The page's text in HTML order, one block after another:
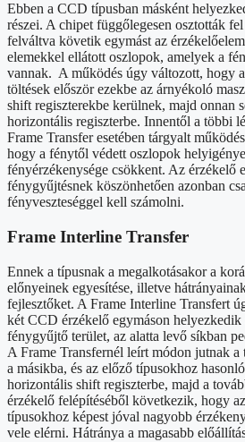
Ebben a CCD típusban másként
részei. A chipet függőlegesen osztották
felváltva követik egymást az
elemekkel ellátott oszlopok, amelyek a
vannak. A működés úgy változott, hogy
töltések először ezekbe az árnyékoló
shift regiszterekbe kerülnek, majd onnan
horizontális regiszterbe. Innentől a többi
Frame Transfer esetében tárgyalt
hogy a fénytől védett oszlopok
fényérzékenysége csökkent. Az érzékelő
fénygyűjtésnek köszönhetően azonban
fényveszteséggel kell számolni.
Frame Interline Transfer
Ennek a típusnak a megalkotásakor a
előnyeinek egyesítése, illetve
fejlesztőket. A Frame Interline Transfert
két CCD érzékelő egymáson helyezkedik
fénygyűjtő terület, az alatta levő síkban
A Frame Transfernél leírt módon jutnak a
a másikba, és az előző típusokhoz
horizontális shift regiszterbe, majd a
érzékelő felépítéséből következik, hogy
típusokhoz képest jóval nagyobb
vele elérni. Hátránya a magasabb